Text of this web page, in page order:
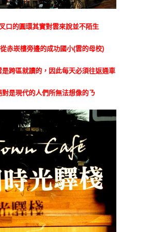
口的圓環其實對雲來說並不陌生
赤崁樓旁邊的成功國小(雲的母校)
跨區就讀的，因此每天必須往返通車
是現代的人們所無法想像的ㄋ